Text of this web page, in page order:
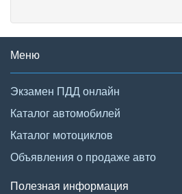
Меню
Экзамен ПДД онлайн
Каталог автомобилей
Каталог мотоциклов
Объявления о продаже авто
Полезная информация